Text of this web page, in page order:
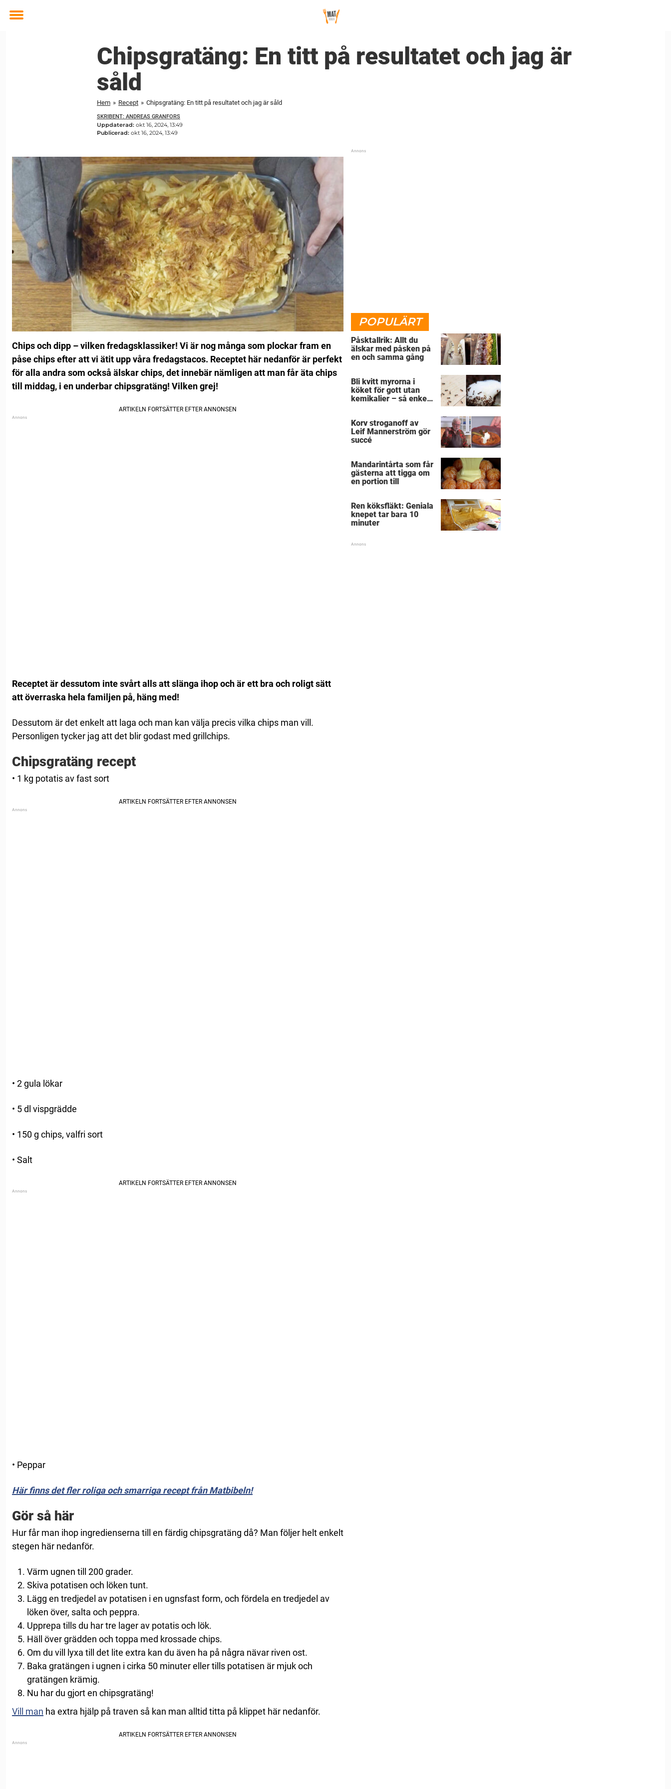
Toggle
Chipsgratäng: En titt på resultatet och jag är
såld
Hem » Recept » Chipsgratäng: En titt på resultatet och jag är såld
SKRIBENT: ANDREAS GRANFORS
Uppdaterad: okt 16, 2024, 13:49
Publicerad: okt 16, 2024, 13:49
Chips och dipp – vilken fredagsklassiker! Vi är nog många som plockar fram en
påse chips efter att vi ätit upp våra fredagstacos. Receptet här nedanför är perfekt
för alla andra som också älskar chips, det innebär nämligen att man får äta chips
till middag, i en underbar chipsgratäng! Vilken grej!
Receptet är dessutom inte svårt alls att slänga ihop och är ett bra och roligt sätt
att överraska hela familjen på, häng med!
Dessutom är det enkelt att laga och man kan välja precis vilka chips man vill.
Personligen tycker jag att det blir godast med grillchips.
Chipsgratäng recept
• 1 kg potatis av fast sort
• 2 gula lökar
• 5 dl vispgrädde
• 150 g chips, valfri sort
• Salt
• Peppar
Här finns det fler roliga och smarriga recept från Matbibeln!
Gör så här
Hur får man ihop ingredienserna till en färdig chipsgratäng då? Man följer helt enkelt
stegen här nedanför.
Värm ugnen till 200 grader.
Skiva potatisen och löken tunt.
Lägg en tredjedel av potatisen i en ugnsfast form, och fördela en tredjedel av
löken över, salta och peppra.
Upprepa tills du har tre lager av potatis och lök.
Häll över grädden och toppa med krossade chips.
Om du vill lyxa till det lite extra kan du även ha på några nävar riven ost.
Baka gratängen i ugnen i cirka 50 minuter eller tills potatisen är mjuk och
gratängen krämig.
Nu har du gjort en chipsgratäng!
Vill man ha extra hjälp på traven så kan man alltid titta på klippet här nedanför.
POPULÄRT
Påsktallrik: Allt du
älskar med påsken på
en och samma gång
Bli kvitt myrorna i
köket för gott utan
kemikalier – så enkelt
Korv stroganoff av
Leif Mannerström gör
succé
Mandarintårta som får
gästerna att tigga om
en portion till
Ren köksfläkt: Geniala
knepet tar bara 10
minuter